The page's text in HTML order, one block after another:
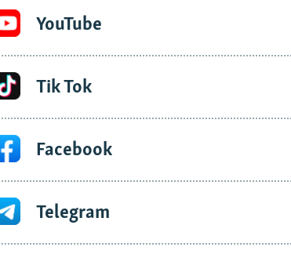
YouTube
Tik Tok
Facebook
Telegram